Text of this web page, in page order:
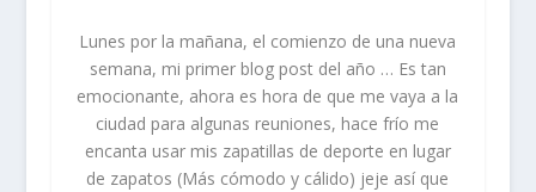
Lunes por la mañana, el comienzo de una nueva
semana, mi primer blog post del año … Es tan
emocionante, ahora es hora de que me vaya a la
ciudad para algunas reuniones, hace frío me
encanta usar mis zapatillas de deporte en lugar
de zapatos (Más cómodo y cálido) jeje así que